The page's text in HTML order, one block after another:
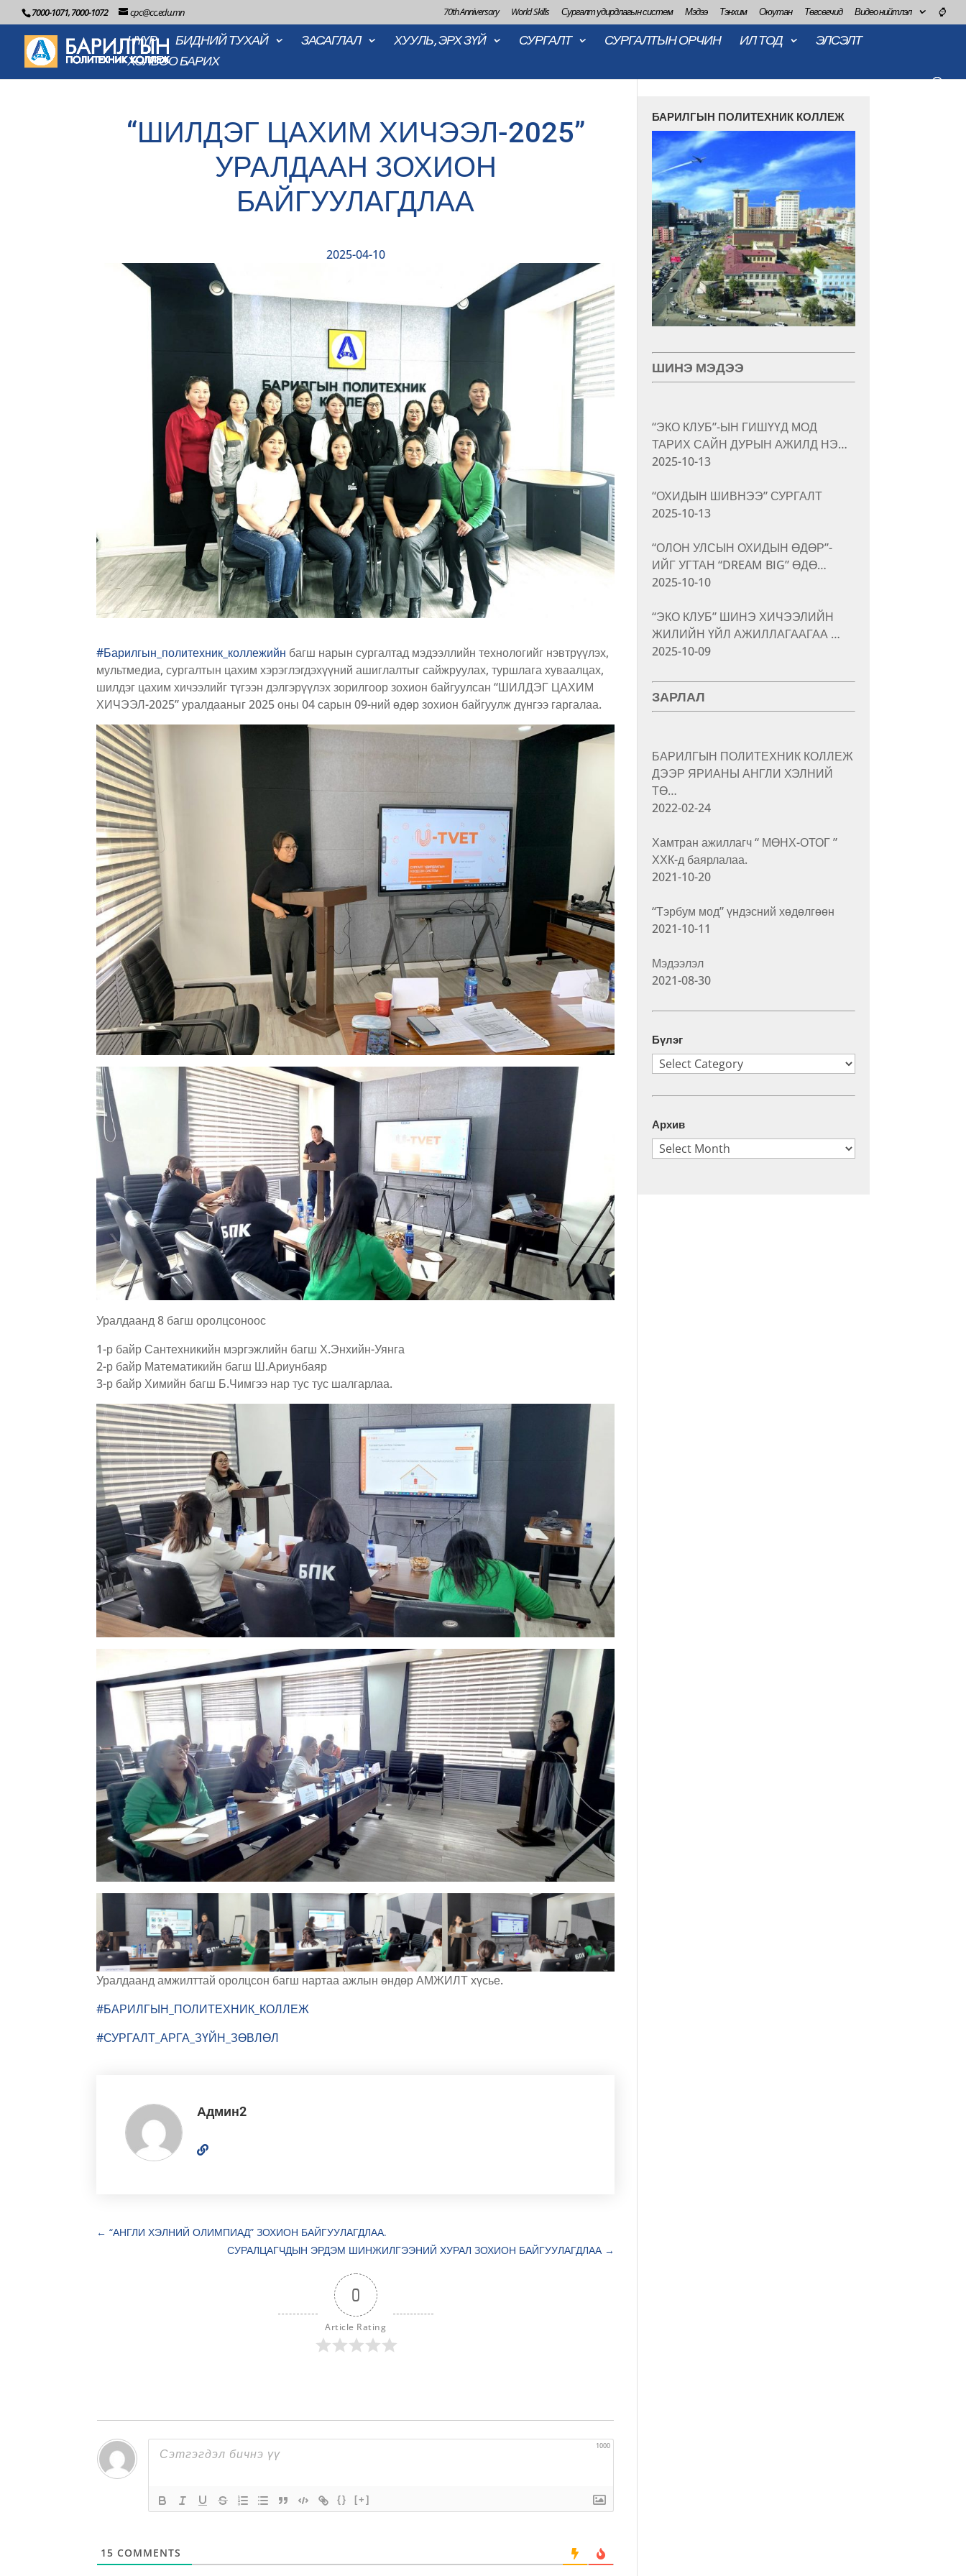
7000-1071, 7000-1072 cpc@cc.edu.mn 70th Anniversary World Skills Сургалт удирдлагын систем Мэдээ Тэнхим Оюутан Төгсөгчид Видео нийтлэл ⌚
НҮҮР БИДНИЙ ТУХАЙ ЗАСАГЛАЛ ХУУЛЬ, ЭРХ ЗҮЙ СУРГАЛТ СУРГАЛТЫН ОРЧИН ИЛ ТОД
ЭЛСЭЛТ
ХОЛБОО БАРИХ
“ШИЛДЭГ ЦАХИМ ХИЧЭЭЛ-2025”
УРАЛДААН ЗОХИОН
БАЙГУУЛАГДЛАА
2025-04-10
#Барилгын_политехник_коллежийн багш нарын сургалтад мэдээллийн технологийг нэвтрүүлэх,
мультмедиа, сургалтын цахим хэрэглэгдэхүүний ашиглалтыг сайжруулах, туршлага хуваалцах,
шилдэг цахим хичээлийг түгээн дэлгэрүүлэх зорилгоор зохион байгуулсан “ШИЛДЭГ ЦАХИМ
ХИЧЭЭЛ-2025” уралдааныг 2025 оны 04 сарын 09-ний өдөр зохион байгуулж дүнгээ гаргалаа.
Уралдаанд 8 багш оролцсоноос
1-р байр Сантехникийн мэргэжлийн багш Х.Энхийн-Уянга
2-р байр Математикийн багш Ш.Ариунбаяр
3-р байр Химийн багш Б.Чимгээ нар тус тус шалгарлаа.
Уралдаанд амжилттай оролцсон багш нартаа ажлын өндөр АМЖИЛТ хүсье.
#БАРИЛГЫН_ПОЛИТЕХНИК_КОЛЛЕЖ
#СУРГАЛТ_АРГА_ЗҮЙН_ЗӨВЛӨЛ
Админ2
← “АНГЛИ ХЭЛНИЙ ОЛИМПИАД” ЗОХИОН БАЙГУУЛАГДЛАА.
СУРАЛЦАГЧДЫН ЭРДЭМ ШИНЖИЛГЭЭНИЙ ХУРАЛ ЗОХИОН БАЙГУУЛАГДЛАА →
0
Article Rating
1000
{} [+]
15 COMMENTS
БАРИЛГЫН ПОЛИТЕХНИК КОЛЛЕЖ
ШИНЭ МЭДЭЭ
“ЭКО КЛУБ”-ЫН ГИШҮҮД МОД
ТАРИХ САЙН ДУРЫН АЖИЛД НЭ…
2025-10-13
“ОХИДЫН ШИВНЭЭ” СУРГАЛТ
2025-10-13
“ОЛОН УЛСЫН ОХИДЫН ӨДӨР”-
ИЙГ УГТАН “DREAM BIG” ӨДӨ…
2025-10-10
“ЭКО КЛУБ” ШИНЭ ХИЧЭЭЛИЙН
ЖИЛИЙН ҮЙЛ АЖИЛЛАГААГАА …
2025-10-09
ЗАРЛАЛ
БАРИЛГЫН ПОЛИТЕХНИК КОЛЛЕЖ
ДЭЭР ЯРИАНЫ АНГЛИ ХЭЛНИЙ
ТӨ…
2022-02-24
Хамтран ажиллагч “ МӨНХ-ОТОГ ”
ХХК-д баярлалаа.
2021-10-20
“Тэрбум мод” үндэсний хөдөлгөөн
2021-10-11
Мэдээлэл
2021-08-30
Бүлэг
Бүлэг
Архив
Архив